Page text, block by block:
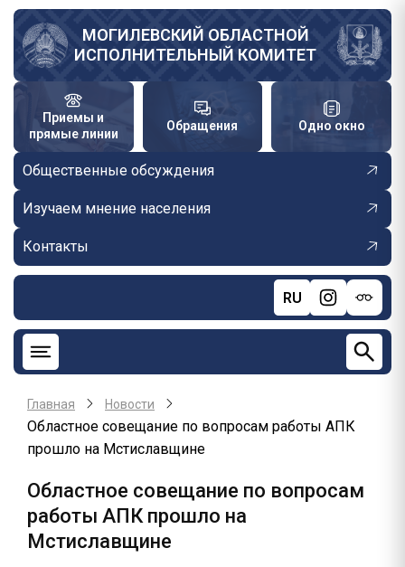
Перейти
основному
содержанию
МОГИЛЕВСКИЙ ОБЛАСТНОЙ
ИСПОЛНИТЕЛЬНЫЙ КОМИТЕТ
Приемы и
прямые линии
Обращения Одно окно
Общественные обсуждения
Изучаем мнение населения
Контакты
RU
Главная Новости
Областное совещание по вопросам работы АПК
прошло на Мстиславщине
Областное совещание по вопросам
работы АПК прошло на
Мстиславщине